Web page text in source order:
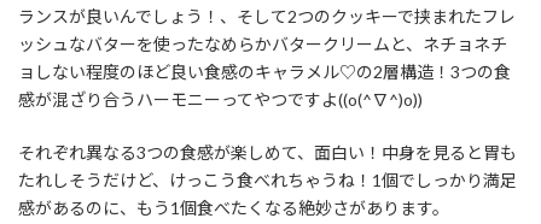
ランスが良いんでしょう！、そして2つのクッキーで挟まれたフレ
ッシュなバターを使ったなめらかバタークリームと、ネチョネチ
ョしない程度のほど良い食感のキャラメル♡の2層構造！3つの食
感が混ざり合うハーモニーってやつですよ((o(^∇^)o))
それぞれ異なる3つの食感が楽しめて、面白い！中身を見ると胃も
たれしそうだけど、けっこう食べれちゃうね！1個でしっかり満足
感があるのに、もう1個食べたくなる絶妙さがあります。